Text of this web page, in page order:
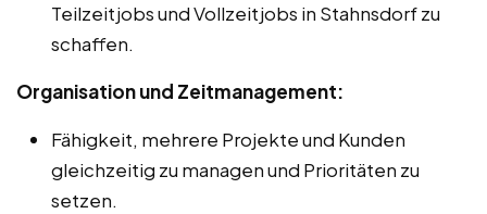
Teilzeitjobs und Vollzeitjobs in Stahnsdorf zu
schaffen.
Organisation und Zeitmanagement:
Fähigkeit, mehrere Projekte und Kunden
gleichzeitig zu managen und Prioritäten zu
setzen.